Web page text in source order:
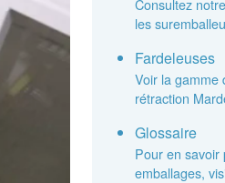
Consultez
les
Fardeleuses
Voir la gamme
rétraction
Glossaire
Pour en savoir
emballages,